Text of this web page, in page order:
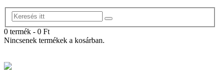
0 termék - 0 Ft
Nincsenek termékek a kosárban.